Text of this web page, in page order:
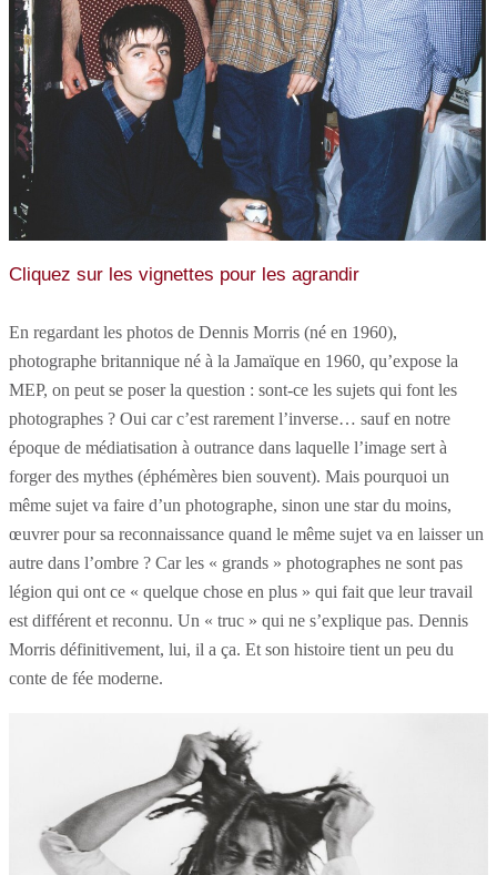
Cliquez sur les vignettes pour les agrandir
En regardant les photos de Dennis Morris (né en 1960),
photographe britannique né à la Jamaïque en 1960, qu’expose la
MEP, on peut se poser la question : sont-ce les sujets qui font les
photographes ? Oui car c’est rarement l’inverse… sauf en notre
époque de médiatisation à outrance dans laquelle l’image sert à
forger des mythes (éphémères bien souvent). Mais pourquoi un
même sujet va faire d’un photographe, sinon une star du moins,
œuvrer pour sa reconnaissance quand le même sujet va en laisser un
autre dans l’ombre ? Car les « grands » photographes ne sont pas
légion qui ont ce « quelque chose en plus » qui fait que leur travail
est différent et reconnu. Un « truc » qui ne s’explique pas. Dennis
Morris définitivement, lui, il a ça. Et son histoire tient un peu du
conte de fée moderne.